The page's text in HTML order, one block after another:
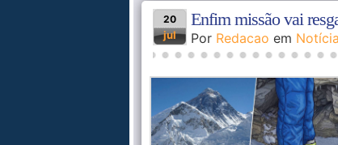
20
jul
Enfim missão vai
Por Redacao em